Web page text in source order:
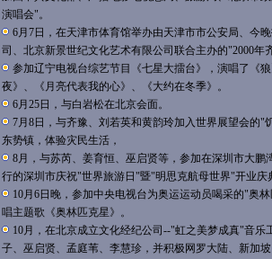
演唱会"。
6月7日，在天津市体育馆举办由天津市市公安局、今
司、北京新景世纪文化艺术有限公司联合主办的"2000年
参加辽宁电视台综艺节目《七星大擂台》，演唱了《
夜》、《月亮代表我的心》、《大约在冬季》。
6月25日，与白岩松在北京会面。
7月8日，与齐豫、刘若英和黄韵玲加入世界展望会的"
东势镇，体验灾民生活，
8月，与苏芮、姜育恒、巫启贤等，参加在深圳市大鹏
行的深圳市庆祝"世界旅游日"暨"明思克航母世界"开业庆
10月6日晚，参加中央电视台为奥运运动员喝采的"奥
唱主题歌《奥林匹克星》。
10月，在北京成立文化经纪公司--"虹之美梦成真"音乐
子、巫启贤、孟庭苇、李慧珍，并积极网罗大陆、新加